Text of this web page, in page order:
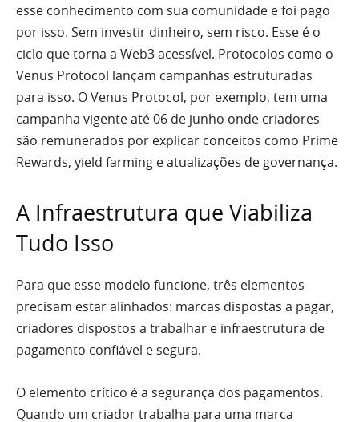
esse conhecimento com sua comunidade e foi pago
por isso. Sem investir dinheiro, sem risco. Esse é o
ciclo que torna a Web3 acessível. Protocolos como o
Venus Protocol lançam campanhas estruturadas
para isso. O Venus Protocol, por exemplo, tem uma
campanha vigente até 06 de junho onde criadores
são remunerados por explicar conceitos como Prime
Rewards, yield farming e atualizações de governança.
A Infraestrutura que Viabiliza
Tudo Isso
Para que esse modelo funcione, três elementos
precisam estar alinhados: marcas dispostas a pagar,
criadores dispostos a trabalhar e infraestrutura de
pagamento confiável e segura.
O elemento crítico é a segurança dos pagamentos.
Quando um criador trabalha para uma marca